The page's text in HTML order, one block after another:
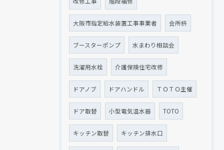
大阪市指定給水装置工事事業者 会所枡
ブースターポンプ 水まわり相談会
洗濯用水栓 介護保険住宅改修
ドアノブ ドアハンドル ＴＯＴＯ主催
ドア取替 小型電気温水器 TOTO
キッチン取替 キッチン排水口